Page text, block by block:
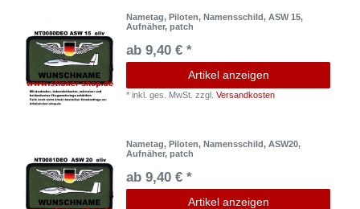
Nametag, Piloten, Namensschild, ASW 15,
Aufnäher, patch
ab 9,40 € *
Artikel anzeigen
*inkl. ges. MwSt. zzgl.Versandkosten
Nametag, Piloten, Namensschild, ASW20,
Aufnäher, patch
ab 9,40 € *
Artikel anzeigen